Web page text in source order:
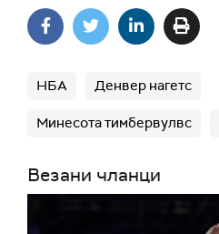
НБА Денвер нагетс
Минесота тимбервулвс
Везани чланци